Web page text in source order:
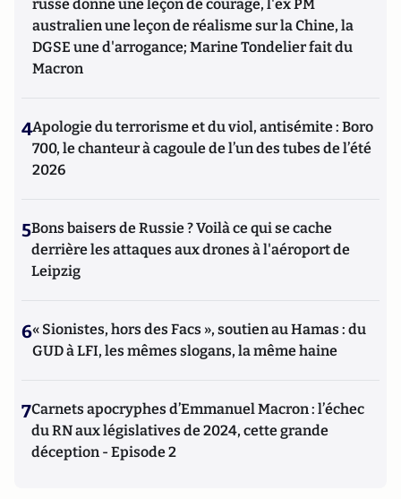
russe donne une leçon de courage, l'ex PM
australien une leçon de réalisme sur la Chine, la
DGSE une d'arrogance; Marine Tondelier fait du
Macron
4Apologie du terrorisme et du viol, antisémite : Boro
700, le chanteur à cagoule de l’un des tubes de l’été
2026
5Bons baisers de Russie ? Voilà ce qui se cache
derrière les attaques aux drones à l'aéroport de
Leipzig
6« Sionistes, hors des Facs », soutien au Hamas : du
GUD à LFI, les mêmes slogans, la même haine
7Carnets apocryphes d’Emmanuel Macron : l’échec
du RN aux législatives de 2024, cette grande
déception - Episode 2